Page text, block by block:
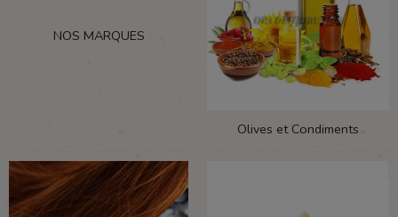
NOS MARQUES
Olives et Condiments